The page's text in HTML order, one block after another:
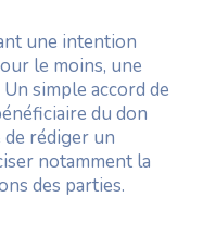
une intention
le moins, une
simple accord de
du don
rédiger un
notamment la
des parties.